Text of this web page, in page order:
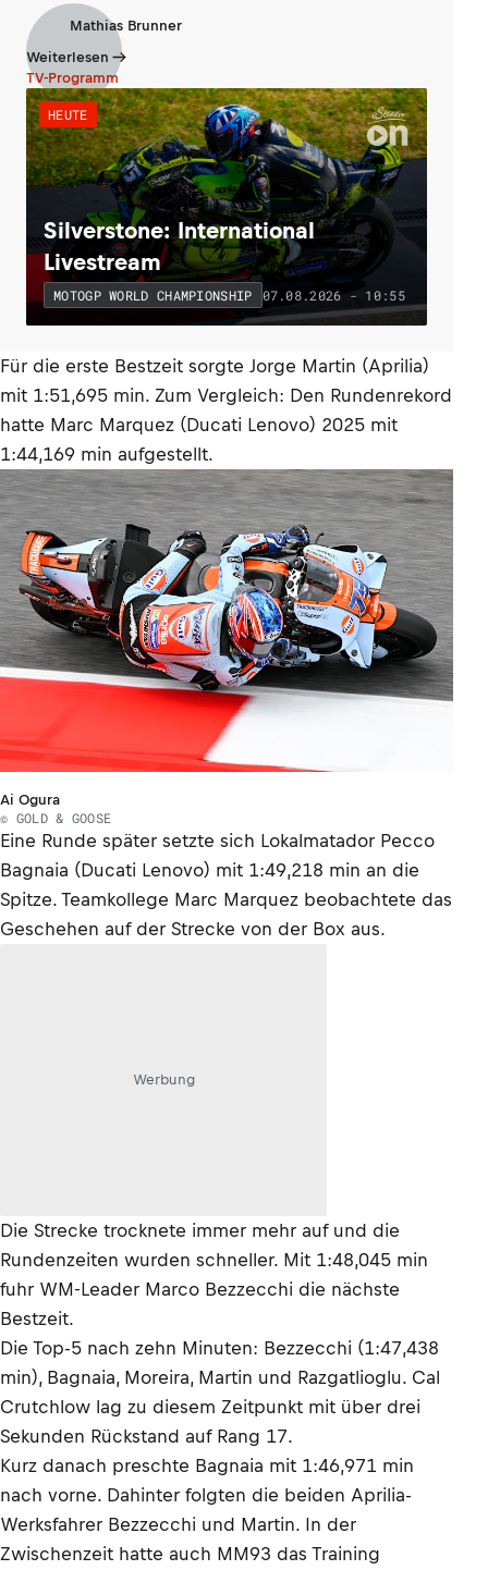
Mathias Brunner
Weiterlesen
TV-Programm
HEUTE
Silverstone: International
Livestream
MOTOGP WORLD CHAMPIONSHIP 07.08.2026 - 10:55
Für die erste Bestzeit sorgte Jorge Martin (Aprilia)
mit 1:51,695 min. Zum Vergleich: Den Rundenrekord
hatte Marc Marquez (Ducati Lenovo) 2025 mit
1:44,169 min aufgestellt.
Ai Ogura
© GOLD & GOOSE
Eine Runde später setzte sich Lokalmatador Pecco
Bagnaia (Ducati Lenovo) mit 1:49,218 min an die
Spitze. Teamkollege Marc Marquez beobachtete das
Geschehen auf der Strecke von der Box aus.
Werbung
Die Strecke trocknete immer mehr auf und die
Rundenzeiten wurden schneller. Mit 1:48,045 min
fuhr WM-Leader Marco Bezzecchi die nächste
Bestzeit.
Die Top-5 nach zehn Minuten: Bezzecchi (1:47,438
min), Bagnaia, Moreira, Martin und Razgatlioglu. Cal
Crutchlow lag zu diesem Zeitpunkt mit über drei
Sekunden Rückstand auf Rang 17.
Kurz danach preschte Bagnaia mit 1:46,971 min
nach vorne. Dahinter folgten die beiden Aprilia-
Werksfahrer Bezzecchi und Martin. In der
Zwischenzeit hatte auch MM93 das Training